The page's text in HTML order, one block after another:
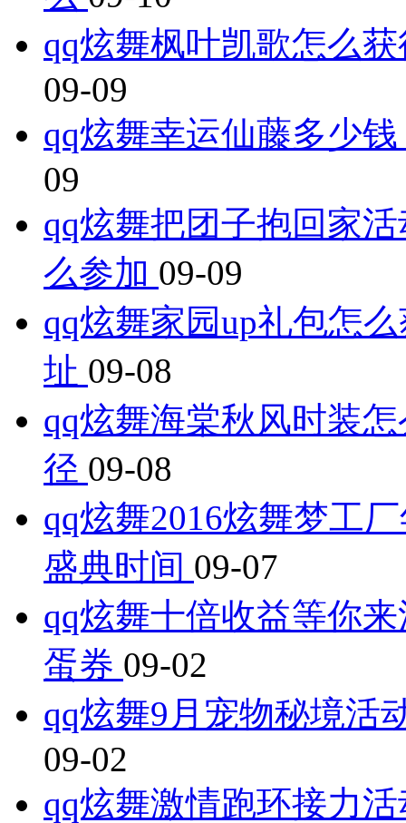
qq炫舞枫叶凯歌怎么
09-09
qq炫舞幸运仙藤多少
09
qq炫舞把团子抱回家
么参加 09-09
qq炫舞家园up礼包怎
址 09-08
qq炫舞海棠秋风时装
径 09-08
qq炫舞2016炫舞梦工
盛典时间 09-07
qq炫舞十倍收益等你
蛋券 09-02
qq炫舞9月宠物秘境活
09-02
qq炫舞激情跑环接力